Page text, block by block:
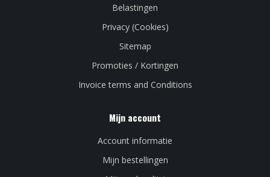
Belastingen
Privacy (Cookies)
Sitemap
Promoties / Kortingen
Invoice terms and Conditions
Mijn account
Account informatie
Mijn bestellingen